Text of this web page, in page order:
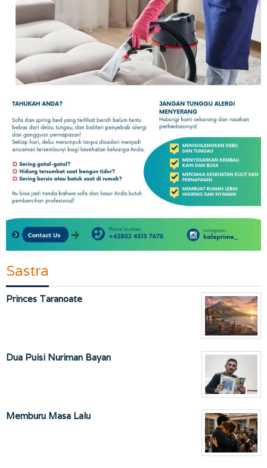
Sastra
Princes Taranoate
Dua Puisi Nuriman Bayan
Memburu Masa Lalu